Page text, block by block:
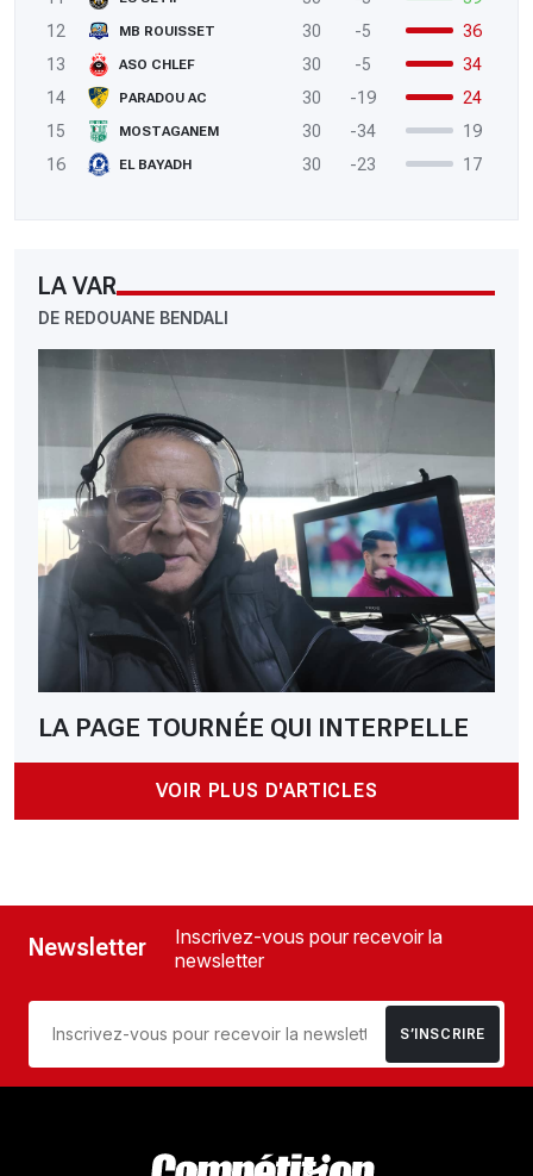
12
MB ROUISSET 30 -5
36
13
ASO CHLEF 30 -5
34
14
PARADOU AC 30 -19
24
15
MOSTAGANEM 30 -34
19
16
EL BAYADH 30 -23 17
LA VAR
DE REDOUANE BENDALI
LA PAGE TOURNÉE QUI INTERPELLE
VOIR PLUS D'ARTICLES
Newsletter
Inscrivez-vous pour recevoir la
newsletter
S’INSCRIRE